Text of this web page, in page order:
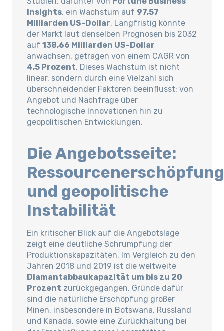
Insights, ein Wachstum auf 97,57
Milliarden US-Dollar. Langfristig könnte
der Markt laut denselben Prognosen bis 2032
auf 138,66 Milliarden US-Dollar
anwachsen, getragen von einem CAGR von
4,5 Prozent. Dieses Wachstum ist nicht
linear, sondern durch eine Vielzahl sich
überschneidender Faktoren beeinflusst: von
Angebot und Nachfrage über
technologische Innovationen hin zu
geopolitischen Entwicklungen.
Die Angebotsseite:
Ressourcenerschöpfung
und geopolitische
Instabilität
Ein kritischer Blick auf die Angebotslage
zeigt eine deutliche Schrumpfung der
Produktionskapazitäten. Im Vergleich zu den
Jahren 2018 und 2019 ist die weltweite
Diamantabbaukapazität um bis zu 20
Prozent zurückgegangen. Gründe dafür
sind die natürliche Erschöpfung großer
Minen, insbesondere in Botswana, Russland
und Kanada, sowie eine Zurückhaltung bei